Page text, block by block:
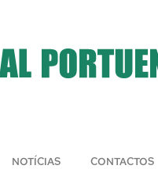
NOTÍCIAS CONTACTOS